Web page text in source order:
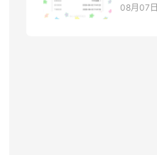
08月07日